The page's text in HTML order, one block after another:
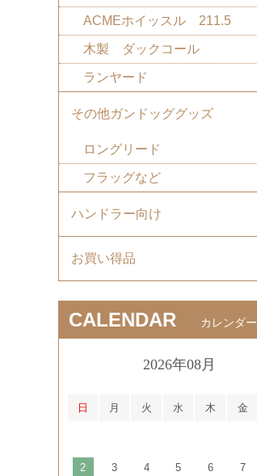
ACMEホイッスル 211.5
木製 ダックコール
ランヤード
その他ガンドッググッズ
ロングリード
フラッグなど
ハンドラー向け
お買い得品
CALENDAR カレンダー
2026年08月
日 月 火 水 木 金
2 3 4 5 6 7